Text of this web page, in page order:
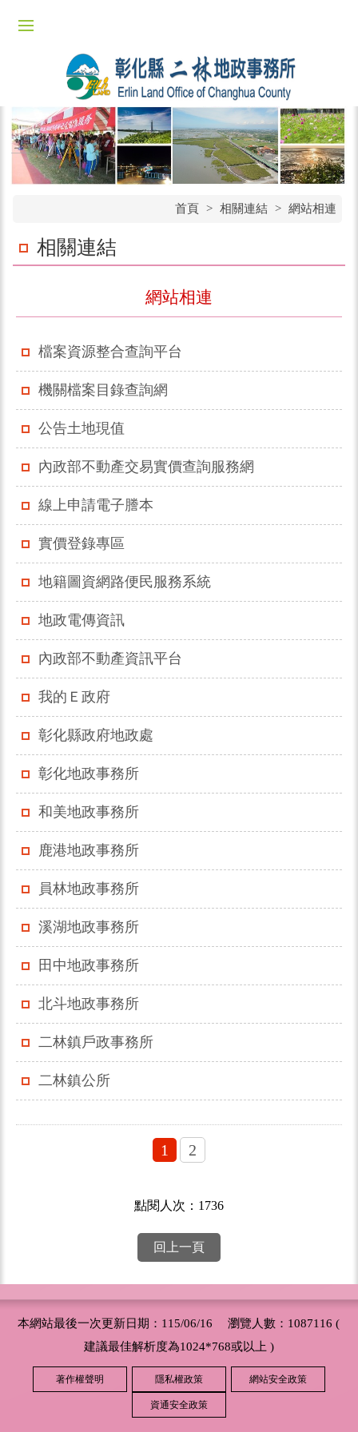
首頁 > 相關連結 > 網站相連
相關連結
網站相連
檔案資源整合查詢平台
機關檔案目錄查詢網
公告土地現值
內政部不動產交易實價查詢服務網
線上申請電子謄本
實價登錄專區
地籍圖資網路便民服務系統
地政電傳資訊
內政部不動產資訊平台
我的Ｅ政府
彰化縣政府地政處
彰化地政事務所
和美地政事務所
鹿港地政事務所
員林地政事務所
溪湖地政事務所
田中地政事務所
北斗地政事務所
二林鎮戶政事務所
二林鎮公所
1 2
點閱人次：1736
回上一頁
本網站最後一次更新日期：115/06/16 瀏覽人數：1087116 (
建議最佳解析度為1024*768或以上 )
著作權聲明 隱私權政策 網站安全政策
資通安全政策